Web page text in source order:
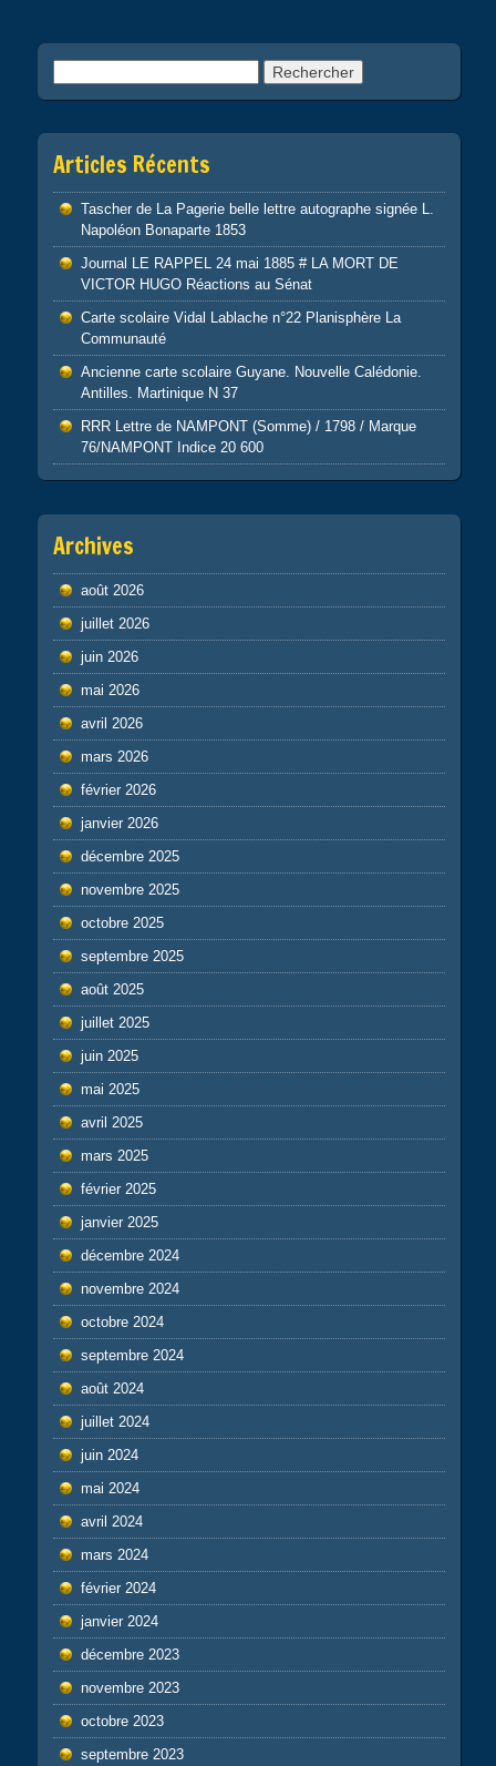
Articles Récents
Tascher de La Pagerie belle lettre autographe signée L.
Napoléon Bonaparte 1853
Journal LE RAPPEL 24 mai 1885 # LA MORT DE
VICTOR HUGO Réactions au Sénat
Carte scolaire Vidal Lablache n°22 Planisphère La
Communauté
Ancienne carte scolaire Guyane. Nouvelle Calédonie.
Antilles. Martinique N 37
RRR Lettre de NAMPONT (Somme) / 1798 / Marque
76/NAMPONT Indice 20 600
Archives
août 2026
juillet 2026
juin 2026
mai 2026
avril 2026
mars 2026
février 2026
janvier 2026
décembre 2025
novembre 2025
octobre 2025
septembre 2025
août 2025
juillet 2025
juin 2025
mai 2025
avril 2025
mars 2025
février 2025
janvier 2025
décembre 2024
novembre 2024
octobre 2024
septembre 2024
août 2024
juillet 2024
juin 2024
mai 2024
avril 2024
mars 2024
février 2024
janvier 2024
décembre 2023
novembre 2023
octobre 2023
septembre 2023